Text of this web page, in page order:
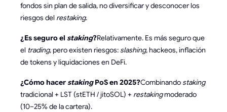
fondos sin plan de salida, no diversificar y desconocer los
riesgos del restaking.
¿Es seguro el staking?Relativamente. Es más seguro que
el trading, pero existen riesgos:slashing, hackeos, inflación
de tokens y liquidaciones en DeFi.
¿Cómo hacerstakingPoS en 2025?Combinandostaking
tradicional + LST (stETH / jitoSOL) + restakingmoderado
(10–25% de la cartera).